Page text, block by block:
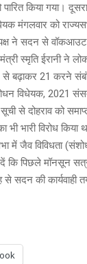
किया गया।
मंगलवार को
ने सदन से वॉकआउट
स्मृति ईरानी ने
से बढ़ाकर 21 करने
विधेयक, 2021
से दोहराव को
भारी विरोध किया
में जैव विविधता
कि पिछले मॉनसून
से सदन की